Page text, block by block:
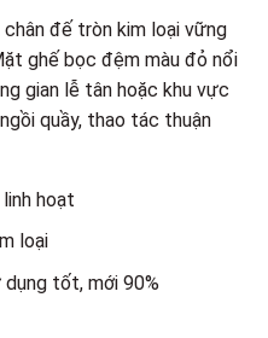
đế tròn kim loại vững
ghế bọc đệm màu đỏ nổi
gian lễ tân hoặc khu vực
quầy, thao tác thuận
hoạt
loại
dụng tốt, mới 90%